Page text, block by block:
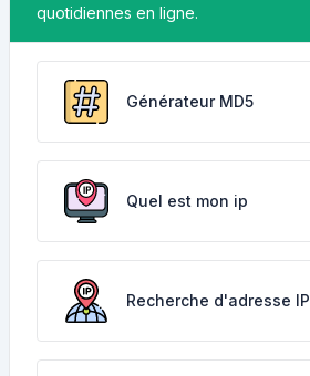
quotidiennes en ligne.
Générateur MD5
Quel est mon ip
Recherche d'adresse IP